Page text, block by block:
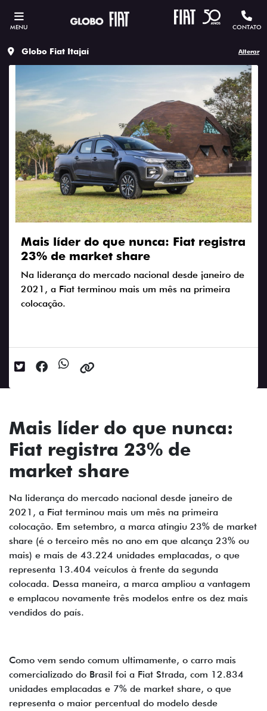
MENU CONTATO
Globo Fiat Itajaí Alterar
Mais líder do que nunca: Fiat registra
23% de market share
Na liderança do mercado nacional desde janeiro de
2021, a Fiat terminou mais um mês na primeira
colocação.
Mais líder do que nunca:
Fiat registra 23% de
market share
Na liderança do mercado nacional desde janeiro de
2021, a Fiat terminou mais um mês na primeira
colocação. Em setembro, a marca atingiu 23% de market
share (é o terceiro mês no ano em que alcança 23% ou
mais) e mais de 43.224 unidades emplacadas, o que
representa 13.404 veículos à frente da segunda
colocada. Dessa maneira, a marca ampliou a vantagem
e emplacou novamente três modelos entre os dez mais
vendidos do país.
Como vem sendo comum ultimamente, o carro mais
comercializado do Brasil foi a Fiat Strada, com 12.834
unidades emplacadas e 7% de market share, o que
representa o maior percentual do modelo desde